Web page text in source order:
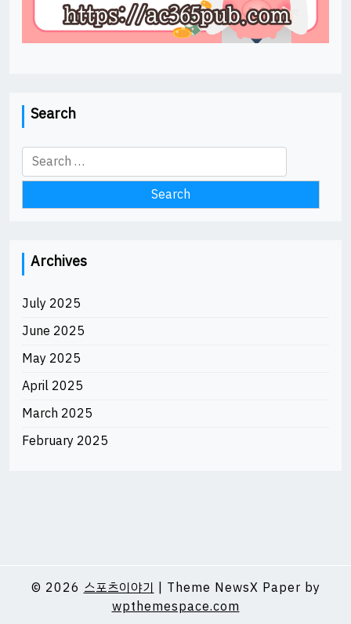
Search
Search
for:
Archives
July 2025
June 2025
May 2025
April 2025
March 2025
February 2025
© 2026 스포츠이야기 | Theme NewsX Paper by
wpthemespace.com